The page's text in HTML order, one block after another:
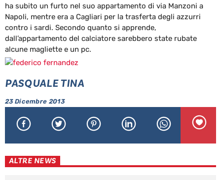
ha subito un furto nel suo appartamento di via Manzoni a
Napoli, mentre era a Cagliari per la trasferta degli azzurri
contro i sardi. Secondo quanto si apprende,
dall’appartamento del calciatore sarebbero state rubate
alcune magliette e un pc.
PASQUALE TINA
23 Dicembre 2013
ALTRE NEWS